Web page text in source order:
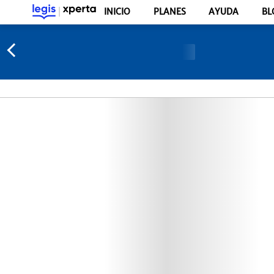
INICIO PLANES AYUDA